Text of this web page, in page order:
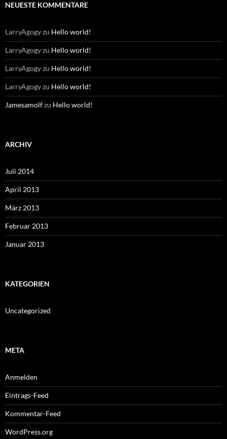
NEUESTE KOMMENTARE
LarryAgogyzu Hello world!
LarryAgogyzu Hello world!
LarryAgogyzu Hello world!
LarryAgogyzu Hello world!
Jamesamolfzu Hello world!
ARCHIV
Juli 2014
April 2013
März 2013
Februar 2013
Januar 2013
KATEGORIEN
Uncategorized
META
Anmelden
Eintrags-Feed
Kommentar-Feed
WordPress.org